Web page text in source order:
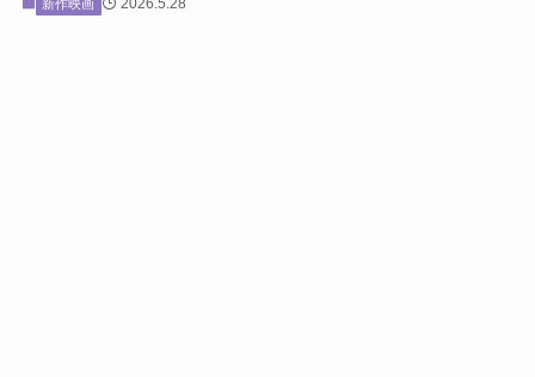
新作映画 2026.5.28